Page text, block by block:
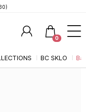
BC SKLO
0